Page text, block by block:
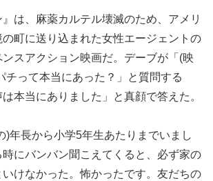
』は、麻薬カルテル壊滅のため、アメリ
町に送り込まれた女性エージェントの
スアクション映画だ。デーブが「(映
チって本当にあった？」と質問する
本当にありました」と真顔で答えた。
)年長から小学5年生あたりまでいまし
にバンバン聞こえてくると、必ず家の
けなかった。怖かったです。友だちの